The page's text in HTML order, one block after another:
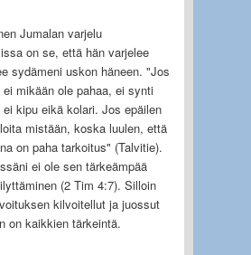
Jumalan varjelu
on se, että hän varjelee
sydämeni uskon häneen. "Jos
mikään ole pahaa, ei synti
kipu eikä kolari. Jos epäilen
mistään, koska luulen, että
on paha tarkoitus" (Talvitie).
ei ole sen tärkeämpää
(2 Tim 4:7). Silloin
kilvoitellut ja juossut
on kaikkien tärkeintä.